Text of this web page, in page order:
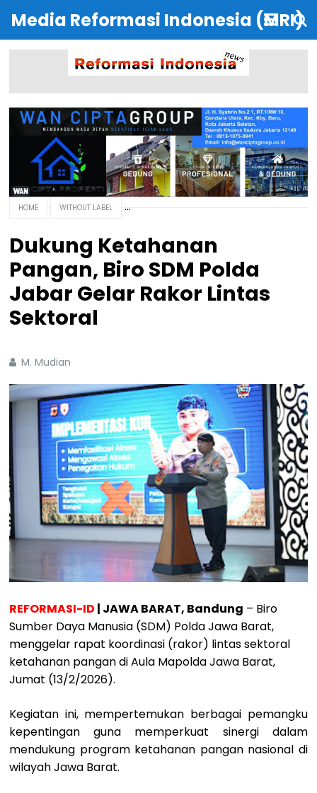
Media Reformasi Indonesia (MRI)
HOME WITHOUT LABEL
Dukung Ketahanan
Pangan, Biro SDM Polda
Jabar Gelar Rakor Lintas
Sektoral
M. Mudian
REFORMASI-ID | JAWA BARAT, Bandung – Biro
Sumber Daya Manusia (SDM) Polda Jawa Barat,
menggelar rapat koordinasi (rakor) lintas sektoral
ketahanan pangan di Aula Mapolda Jawa Barat,
Jumat (13/2/2026).
Kegiatan ini, mempertemukan berbagai pemangku
kepentingan guna memperkuat sinergi dalam
mendukung program ketahanan pangan nasional di
wilayah Jawa Barat.